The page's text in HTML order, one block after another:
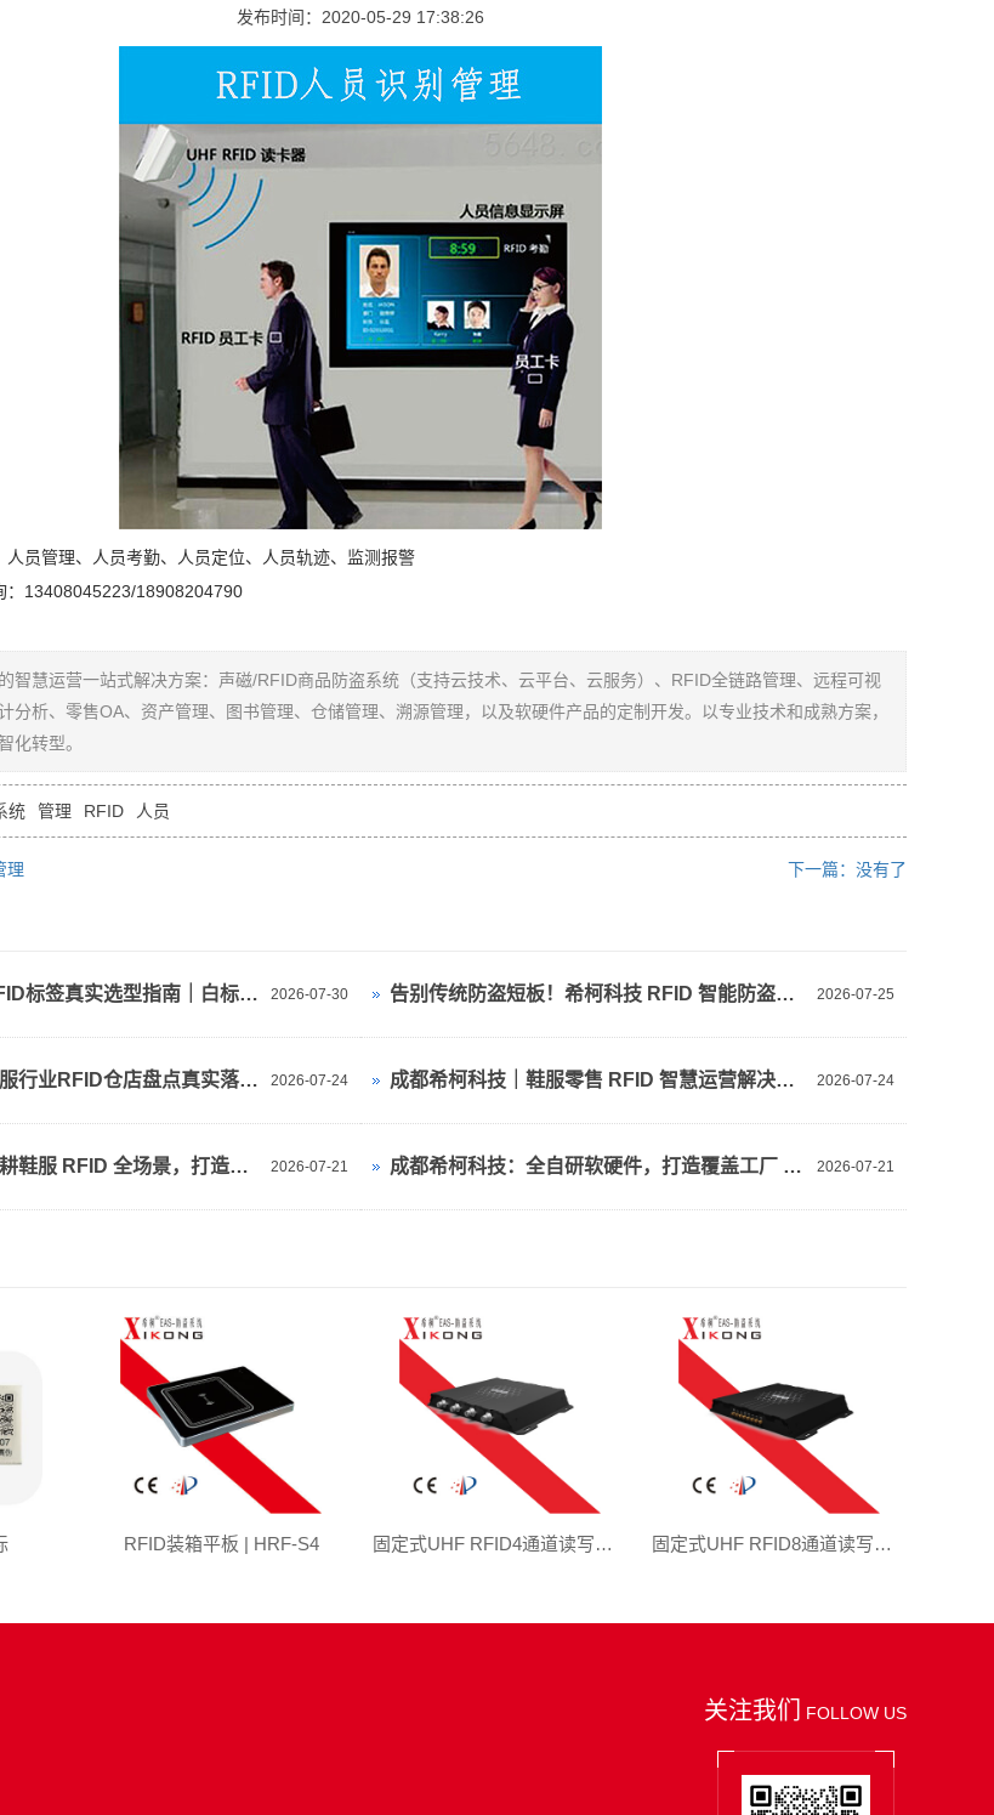
发布时间：2020-05-29 17:38:26
人员管理、人员考勤、人员定位、人员轨迹、监测报警
：13408045223/18908204790
智慧运营一站式解决方案：声磁/RFID商品防盗系统（支持云技术、云平台、云服务）、RFID全链路管理、远程可视
分析、零售OA、资产管理、图书管理、仓储管理、溯源管理，以及软硬件产品的定制开发。以专业技术和成熟方案，
化转型。
统 管理 RFID 人员
理 下一篇：没有了
2026-07-30
鞋服行业超高频RFID标签真实选型指南｜白标/鞋底标/吊牌/洗唛/珠宝标/旗标（行业落地标准） 2026-07-25
告别传统防盗短板！希柯科技 RFID 智能防盗打造鞋服仓店一体化防损体系
2026-07-24
成都希柯科技｜鞋服行业RFID仓店盘点真实落地解决方案 2026-07-24
成都希柯科技｜鞋服零售 RFID 智慧运营解决方案，落地门店 RFID 自助收银
2026-07-21
成都希柯科技：深耕鞋服 RFID 全场景，打造全国服饰数字化解决方案服务商 2026-07-21
成都希柯科技：全自研软硬件，打造覆盖工厂 - 仓库 - 门店的鞋服 RFID 全链路解决方案
RFID装箱平板 | HRF-S4 固定式UHF RFID4通道读写器 | HFR1304-OS 固定式UHF RFID8通道读写器 | HFR1308-OS
关注我们 FOLLOW US